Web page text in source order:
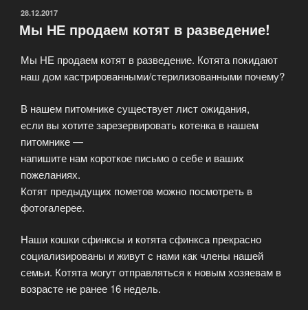
котят
разведение»
ОПУБЛИКОВАНО
28.12.2017
Мы НЕ продаем котят в разведение!
Мы НЕ продаем котят в разведение. Котята покидают
наш дом кастрированными/стерилизованными почему?
В нашем питомнике существует лист ожидания,
если вы хотите зарезервировать котенка в нашем
питомнике —
напишите нам короткое письмо о себе и ваших
пожеланиях.
Котят предыдущих пометов можно посмотреть в
фотогалерее.
Наши кошки сфинксы и котята сфинкса прекрасно
социализированы и живут с нами как члены нашей
семьи. Котята могут отправляться к новым хозяевам в
возрасте не ранее 16 недель.